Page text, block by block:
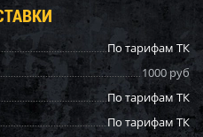
По тарифам ТК
1000 руб
По тарифам ТК
По тарифам ТК